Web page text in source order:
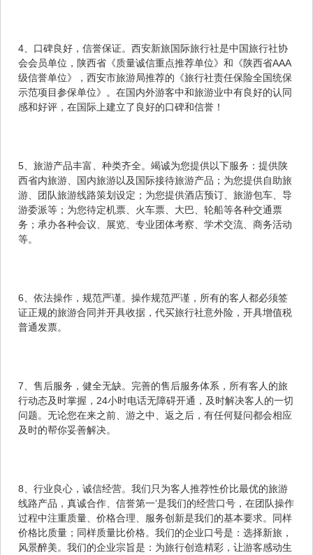
4、口碑良好，信誉保证。西安新旅国际旅行社是中国旅行社协
会会员单位，陕西省《质量诚信重点推荐单位》和《陕西省AAA
级信誉单位》，西安市旅游局推荐的《旅行社责任保险全国统保
示范项目参保单位》。在国内外游客中和旅游业中有良好的认同
感和好评，在国际上建立了良好的口碑和信誉！
5、旅游产品丰富、种类齐全。竭诚为您提供以下服务：提供陕
西省内旅游、国内旅游以及国际接待旅游产品；为您提供自助旅
游、团队旅游线路策划设定；为您提供酒店预订、旅游包车、导
游委派等；为您待定机票、火车票、大巴、轮船等各种交通票
务；承办各种会议、展览、专业团体考察、学术交流、商务活动
等。
6、依法操作，规范严谨。操作规范严谨，所有的客人都必须签
证正规的旅游合同并开具收据，代买旅行社意外险，开具增值税
普通发票。
7、售后服务，健全无缺。完善的售后服务体系，所有客人的旅
行动态及时掌握，24小时电话无障碍开通，及时解决客人的一切
问题。无论您在来之前、游之中、返之后，有任何疑问都会相应
及时的帮你妥善解决。
8、行业良心，诚信经营。我们只为客人推荐性价比最优的旅游
线路产品，真诚合作、信誉第一’是我们的经营口号，在团队操作
过程中注重质量、价格合理、服务创新是我们的基本要求。同样
价格比质量；同样质量比价格。我们的企业口号是：选择新旅，
风景醉美。我们的企业宗旨是：为旅行创造精彩，让游客感动生